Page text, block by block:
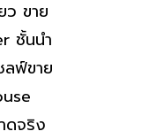
ว ขาย
ชั้นนำ
ลฟ์ขาย
ดจริง